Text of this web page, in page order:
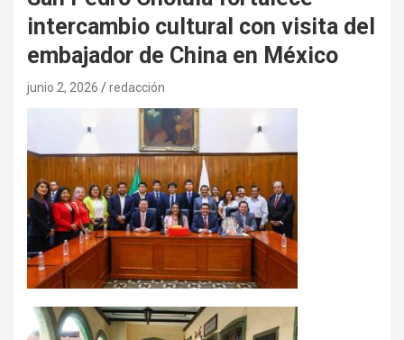
intercambio cultural con visita del
embajador de China en México
junio 2, 2026 redacción